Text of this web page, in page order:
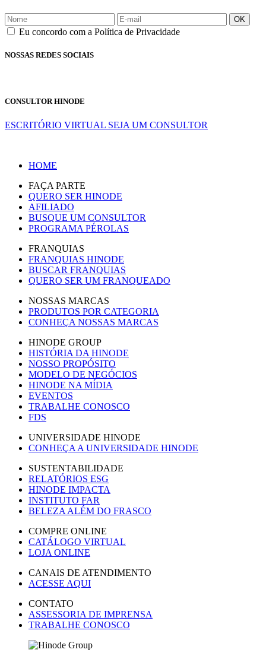
OK
Eu concordo com a Política de Privacidade
NOSSAS REDES SOCIAIS
CONSULTOR HINODE
ESCRITÓRIO VIRTUAL SEJA UM CONSULTOR
HOME
FAÇA PARTE
QUERO SER HINODE
AFILIADO
BUSQUE UM CONSULTOR
PROGRAMA PÉROLAS
FRANQUIAS
FRANQUIAS HINODE
BUSCAR FRANQUIAS
QUERO SER UM FRANQUEADO
NOSSAS MARCAS
PRODUTOS POR CATEGORIA
CONHEÇA NOSSAS MARCAS
HINODE GROUP
HISTÓRIA DA HINODE
NOSSO PROPÓSITO
MODELO DE NEGÓCIOS
HINODE NA MÍDIA
EVENTOS
TRABALHE CONOSCO
FDS
UNIVERSIDADE HINODE
CONHEÇA A UNIVERSIDADE HINODE
SUSTENTABILIDADE
RELATÓRIOS ESG
HINODE IMPACTA
INSTITUTO FAR
BELEZA ALÉM DO FRASCO
COMPRE ONLINE
CATÁLOGO VIRTUAL
LOJA ONLINE
CANAIS DE ATENDIMENTO
ACESSE AQUI
CONTATO
ASSESSORIA DE IMPRENSA
TRABALHE CONOSCO